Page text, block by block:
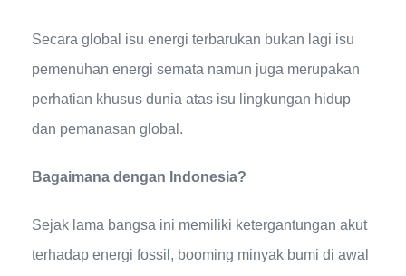
Secara global isu energi terbarukan bukan lagi isu
pemenuhan energi semata namun juga merupakan
perhatian khusus dunia atas isu lingkungan hidup
dan pemanasan global.
Bagaimana dengan Indonesia?
Sejak lama bangsa ini memiliki ketergantungan akut
terhadap energi fossil, booming minyak bumi di awal